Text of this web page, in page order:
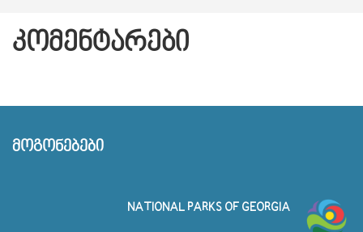
ᲙᲝᲛᲔᲜᲢᲐᲠᲔᲑᲘ
ᲛᲝᲒᲝᲜᲔᲑᲔᲑᲘ
NATIONAL PARKS OF GEORGIA